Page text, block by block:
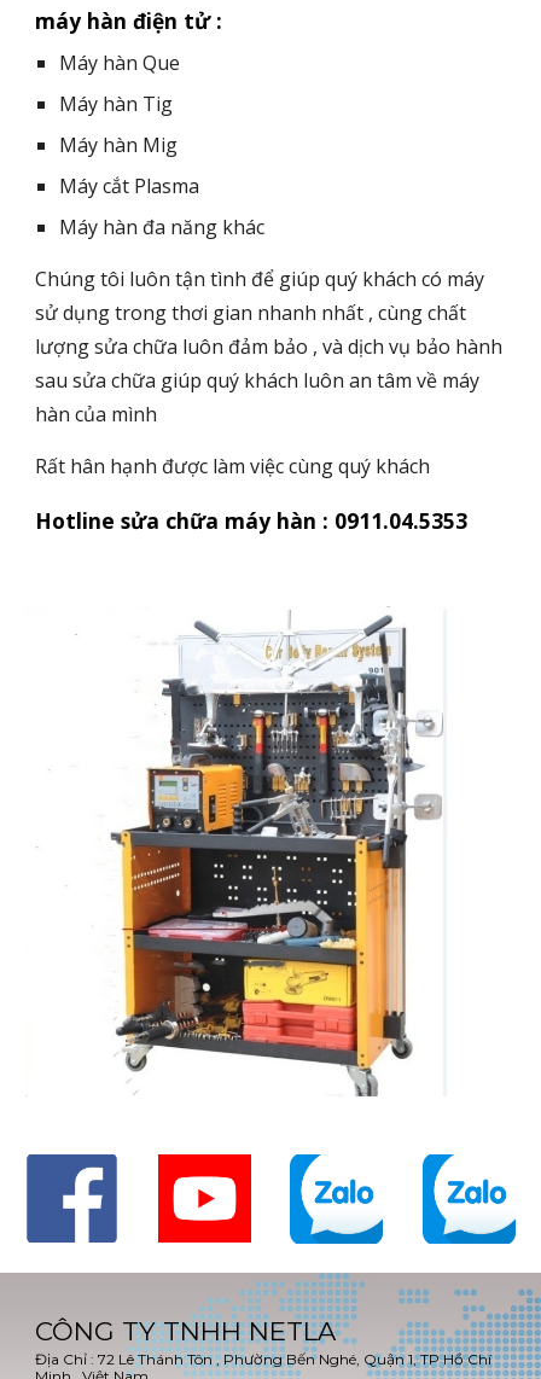
máy hàn điện tử :
Máy hàn Que
Máy hàn Tig
Máy hàn Mig
Máy cắt Plasma
Máy hàn đa năng khác
Chúng tôi luôn tận tình để giúp quý khách có máy
sử dụng trong thơi gian nhanh nhất , cùng chất
lượng sửa chữa luôn đảm bảo , và dịch vụ bảo hành
sau sửa chữa giúp quý khách luôn an tâm về máy
hàn của mình
Rất hân hạnh được làm việc cùng quý khách
Hotline sửa chữa máy hàn : 0911.04.5353
CÔNG TY TNHH NETLA
Địa Chỉ : 72 Lê Thánh Tôn , Phường Bến Nghé, Quận 1, TP Hồ Chí